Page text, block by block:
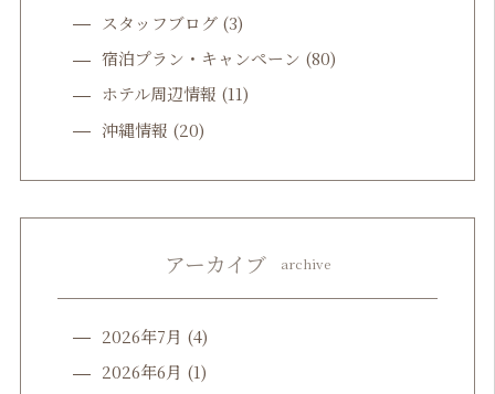
スタッフブログ(3)
宿泊プラン・キャンペーン (80)
ホテル周辺情報 (11)
沖縄情報 (20)
アーカイブ archive
2026年7月 (4)
2026年6月 (1)